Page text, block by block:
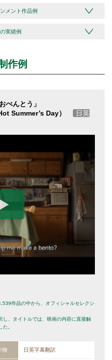
メント作品例
実績例
作例
べんとう」
Summer’s Day）
日英
作品の中から、オフィシャルセレクシ
し、タイトルでは、映画の内容に直接触
。
物 日英字幕翻訳